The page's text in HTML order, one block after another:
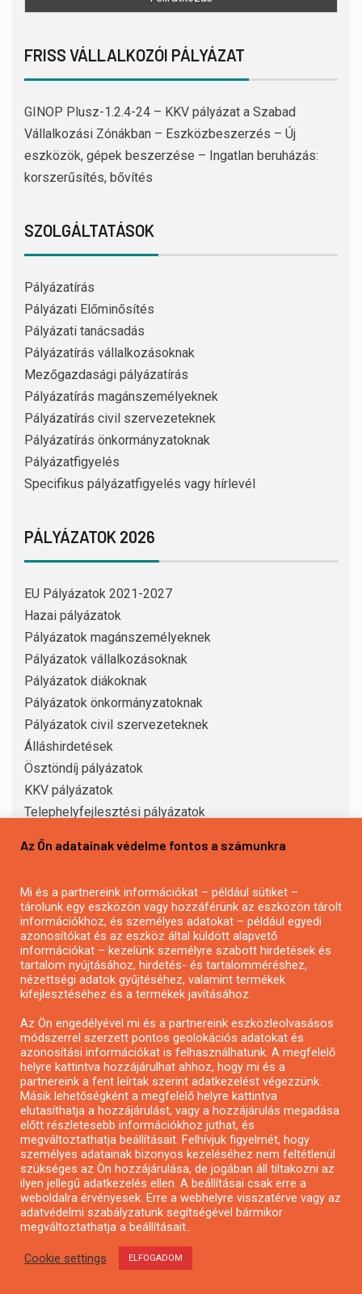
FRISS VÁLLALKOZÓI PÁLYÁZAT
GINOP Plusz-1.2.4-24 – KKV pályázat a Szabad
Vállalkozási Zónákban – Eszközbeszerzés – Új
eszközök, gépek beszerzése – Ingatlan beruházás:
korszerűsítés, bővítés
SZOLGÁLTATÁSOK
Pályázatírás
Pályázati Előminősítés
Pályázati tanácsadás
Pályázatírás vállalkozásoknak
Mezőgazdasági pályázatírás
Pályázatírás magánszemélyeknek
Pályázatírás civil szervezeteknek
Pályázatírás önkormányzatoknak
Pályázatfigyelés
Specifikus pályázatfigyelés vagy hírlevél
PÁLYÁZATOK 2026
EU Pályázatok 2021-2027
Hazai pályázatok
Pályázatok magánszemélyeknek
Pályázatok vállalkozásoknak
Pályázatok diákoknak
Pályázatok önkormányzatoknak
Pályázatok civil szervezeteknek
Álláshirdetések
Ösztöndíj pályázatok
KKV pályázatok
Telephelyfejlesztési pályázatok
Turisztikai pályázatok
Falusi turizmus pályázatok
Munkahelyteremtő pályázatok
Pályázatok egyéni vállalkozóknak
Művészeti pályázatok
Kisfaludy Program
Magyar Falu Program pályázatok
Széchenyi 2020
GINOP
GINOP Plusz
Vállalkozóvá válási támogatás
Egészségügyi pályázatok
Egyházi pályázatok
Energetikai pályázatok
Építészeti pályázatok
Informatikai pályázatok
Az Ön adatainak védelme fontos a számunkra
Mi és a partnereink információkat – például sütiket –
tárolunk egy eszközön vagy hozzáférünk az eszközön tárolt
információkhoz, és személyes adatokat – például egyedi
azonosítókat és az eszköz által küldött alapvető
információkat – kezelünk személyre szabott hirdetések és
tartalom nyújtásához, hirdetés- és tartalomméréshez,
nézettségi adatok gyűjtéséhez, valamint termékek
kifejlesztéséhez és a termékek javításához.
Az Ön engedélyével mi és a partnereink eszközleolvasásos
módszerrel szerzett pontos geolokációs adatokat és
azonosítási információkat is felhasználhatunk. A megfelelő
helyre kattintva hozzájárulhat ahhoz, hogy mi és a
partnereink a fent leírtak szerint adatkezelést végezzünk.
Másik lehetőségként a megfelelő helyre kattintva
elutasíthatja a hozzájárulást, vagy a hozzájárulás megadása
előtt részletesebb információkhoz juthat, és
megváltoztathatja beállításait. Felhívjuk figyelmét, hogy
személyes adatainak bizonyos kezeléséhez nem feltétlenül
szükséges az Ön hozzájárulása, de jogában áll tiltakozni az
ilyen jellegű adatkezelés ellen. A beállításai csak erre a
weboldalra érvényesek. Erre a webhelyre visszatérve vagy az
adatvédelmi szabályzatunk segítségével bármikor
megváltoztathatja a beállításait..
Cookie settings ELFOGADOM